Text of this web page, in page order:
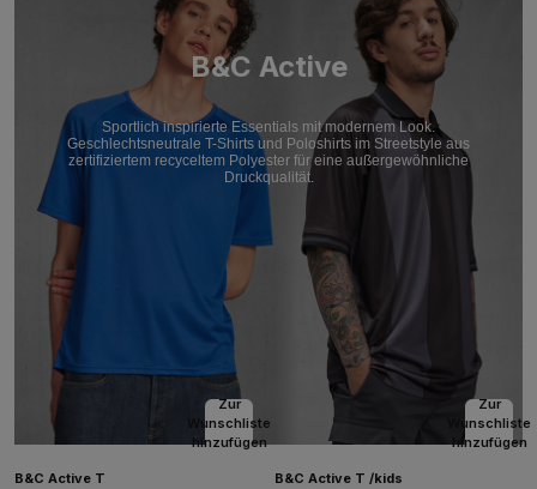
B&C Active
Sportlich inspirierte Essentials mit modernem Look.
Geschlechtsneutrale T-Shirts und Poloshirts im Streetstyle aus
zertifiziertem recyceltem Polyester für eine außergewöhnliche
Druckqualität.
Zur
Wunschliste
hinzufügen
B&C Active T
Zur
Wunschliste
hinzufügen
B&C Active T /kids